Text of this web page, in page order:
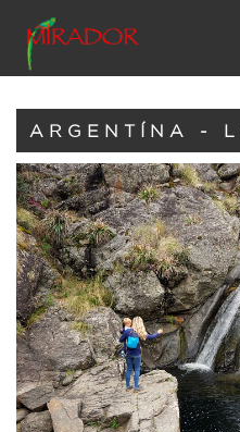
ARGENTÍNA -